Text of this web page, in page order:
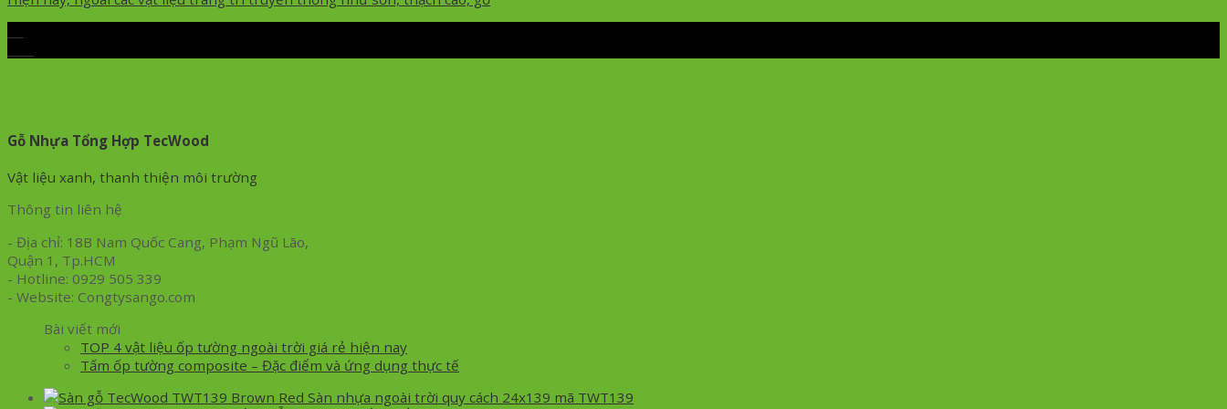
Gỗ Nhựa Tổng Hợp TecWood
Vật liệu xanh, thanh thiện môi trường
Thông tin liên hệ
- Địa chỉ: 18B Nam Quốc Cang, Phạm Ngũ Lão,
Quận 1, Tp.HCM
- Hotline: 0929 505 339
- Website: Congtysango.com
Bài viết mới
TOP 4 vật liệu ốp tường ngoài trời giá rẻ hiện nay
Tấm ốp tường composite – Đặc điểm và ứng dụng thực tế
Sàn nhựa ngoài trời quy cách 24x139 mã TWT139